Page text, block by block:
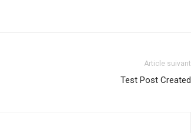
Article suivant
Test Post Created